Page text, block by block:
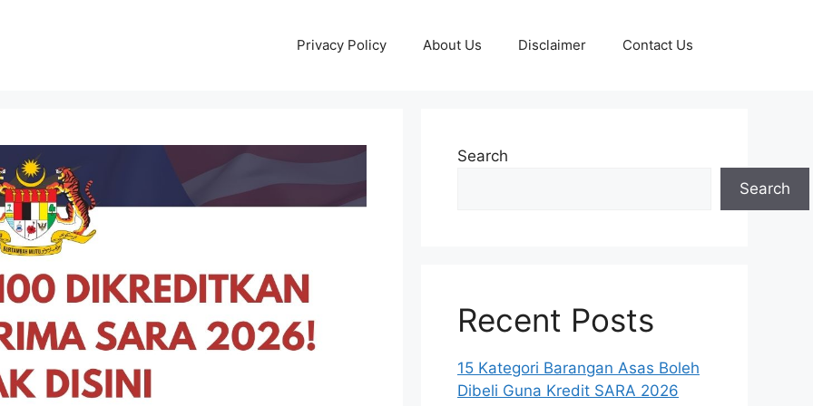
Privacy Policy About Us Disclaimer Contact Us
Search
Search
Recent Posts
15 Kategori Barangan Asas Boleh
Dibeli Guna Kredit SARA 2026